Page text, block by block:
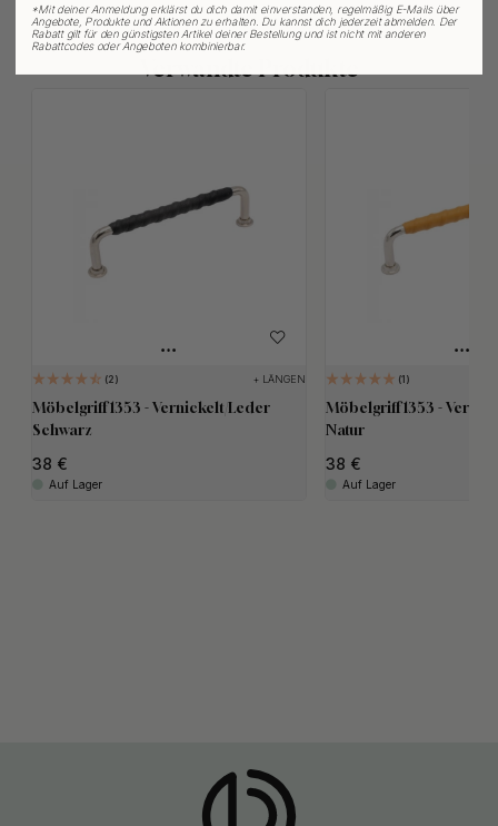
Verwandte Produkte
2 + LÄNGEN
Möbelgriff 1353 - Vernickelt/Leder
Schwarz
38
Auf Lager
1
Möbelgriff 1353 -
Natur
38
Auf Lager
*Mit deiner Anmeldung erklärst du dich damit einverstanden, regelmäßig E-Mails über
Angebote, Produkte und Aktionen zu erhalten. Du kannst dich jederzeit abmelden. Der
Rabatt gilt für den günstigsten Artikel deiner Bestellung und ist nicht mit anderen
Rabattcodes oder Angeboten kombinierbar.